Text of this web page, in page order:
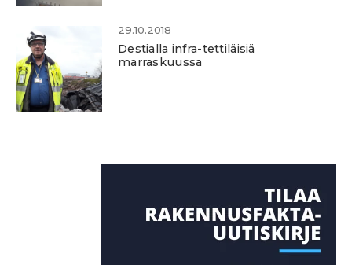
29.10.2018
Destialla infra-tettiläisiä
marraskuussa